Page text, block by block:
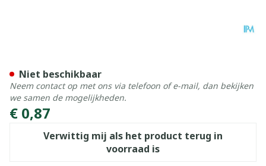
€ 0,87
Verwittig mij als het product terug in
voorraad is
Niet beschikbaar
Neem contact op met ons via telefoon of e-mail, dan bekijken
we samen de mogelijkheden.